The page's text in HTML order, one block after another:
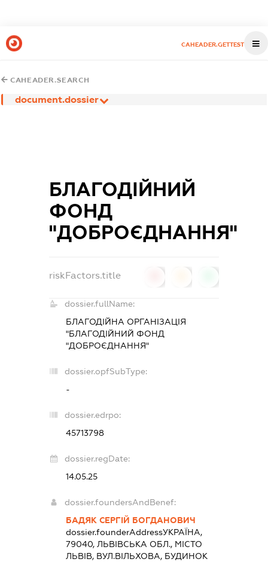
CAHEADER.GETTEST
CAHEADER.SEARCH
document.dossier
БЛАГОДІЙНИЙ
ФОНД
"ДОБРОЄДНАННЯ"
riskFactors.title
dossier.fullName:
БЛАГОДІЙНА ОРГАНІЗАЦІЯ
"БЛАГОДІЙНИЙ ФОНД
"ДОБРОЄДНАННЯ"
dossier.opfSubType:
-
dossier.edrpo:
45713798
dossier.regDate:
14.05.25
dossier.foundersAndBenef:
БАДЯК СЕРГІЙ БОГДАНОВИЧ
dossier.founderAddressУКРАЇНА,
79040, ЛЬВІВСЬКА ОБЛ., МІСТО
ЛЬВІВ, ВУЛ.ВІЛЬХОВА, БУДИНОК